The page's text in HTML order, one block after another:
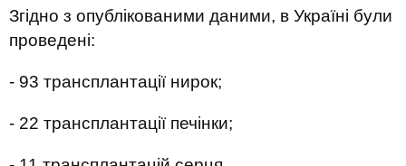
Згідно з опублікованими даними, в Україні були
проведені:
- 93 трансплантації нирок;
- 22 трансплантації печінки;